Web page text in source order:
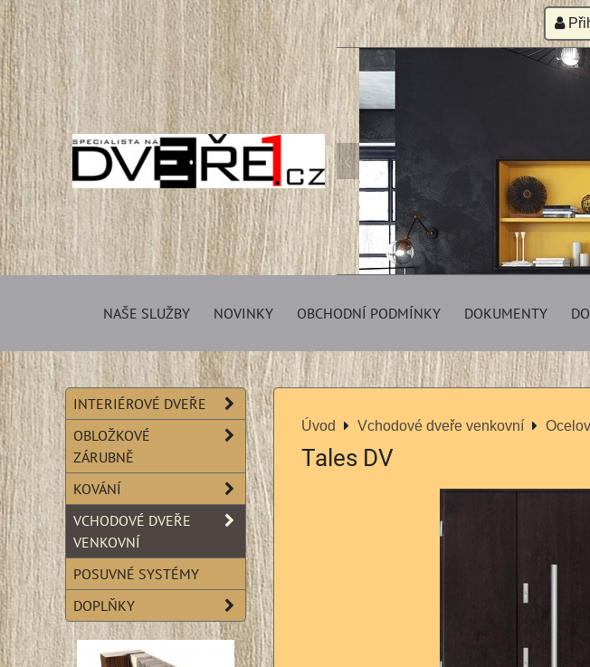
NAŠE SLUŽBY NOVINKY OBCHODNÍ PODMÍNKY DOKUMENTY
Úvod Vchodové dveře venkovní
Tales DV
INTERIÉROVÉ DVEŘE
OBLOŽKOVÉ
ZÁRUBNĚ
KOVÁNÍ
VCHODOVÉ DVEŘE
VENKOVNÍ
POSUVNÉ SYSTÉMY
DOPLŇKY